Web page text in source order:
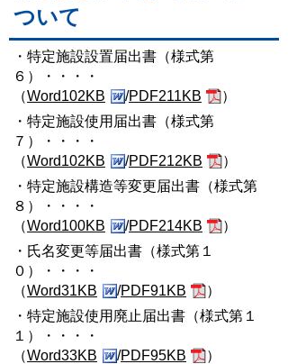
ついて
・特定施設設置届出書（様式第
６）・・・・
（Word102KB /PDF211KB
）
・特定施設使用届出書（様式第
７）・・・・
（Word102KB /PDF212KB
）
・特定施設構造等変更届出書（様式第
８）・・・・
（Word100KB /PDF214KB
）
・氏名変更等届出書（様式第１
０）・・・・
（Word31KB /PDF91KB
）
・特定施設使用廃止届出書（様式第１
１）・・・・
（Word33KB /PDF95KB
）